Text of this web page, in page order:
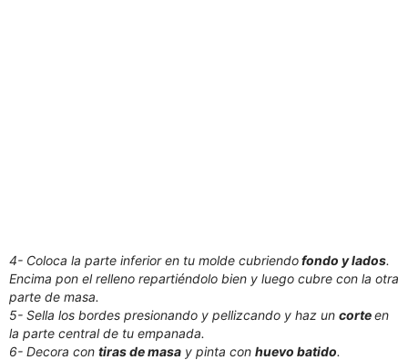
4- Coloca la parte inferior en tu molde cubriendofondo y lados.
Encima pon el relleno repartiéndolo bien y luego cubre con la otra
parte de masa.
5- Sella los bordes presionando y pellizcando y haz un corteen
la parte central de tu empanada.
6- Decora con tiras de masa y pinta con huevo batido.